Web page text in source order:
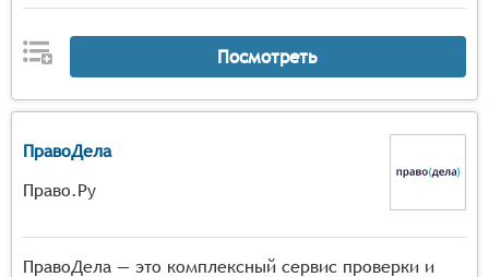
Посмотреть
ПравоДела
Право.Ру
ПравоДела — это комплексный сервис проверки и